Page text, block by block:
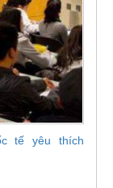
tế yêu thích